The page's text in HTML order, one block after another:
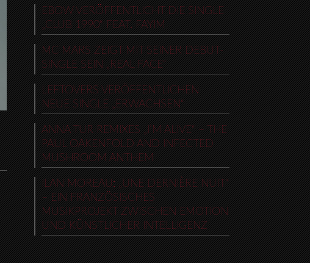
EBOW VERÖFFENTLICHT DIE SINGLE
„CLUB 1990“ FEAT. FAYIM
MC MARS ZEIGT MIT SEINER DEBUT-
SINGLE SEIN „REAL FACE“
LEFTOVERS VERÖFFENTLICHEN
NEUE SINGLE „ERWACHSEN“
ANNA TUR REMIXES „I’M ALIVE“ – THE
PAUL OAKENFOLD AND INFECTED
MUSHROOM ANTHEM
ILAN MOREAU: „UNE DERNIÈRE NUIT“
– EIN FRANZÖSISCHES
MUSIKPROJEKT ZWISCHEN EMOTION
UND KÜNSTLICHER INTELLIGENZ